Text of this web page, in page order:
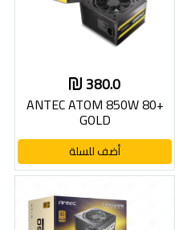
380.0
ANTEC ATOM 850W 80+
GOLD
أضف للسلة